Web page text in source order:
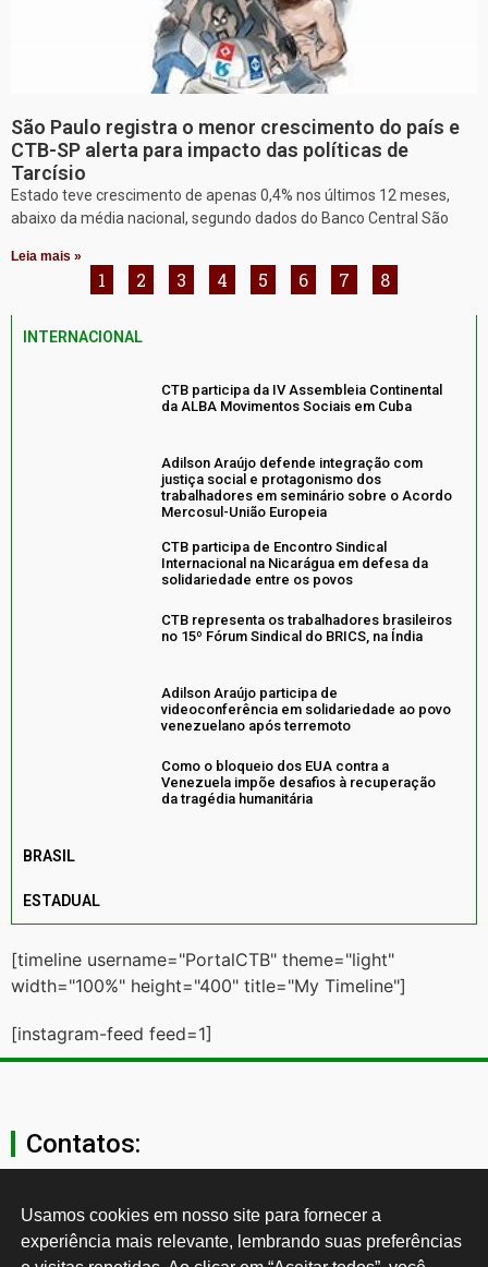
São Paulo registra o menor crescimento do país e
CTB-SP alerta para impacto das políticas de
Tarcísio
Estado teve crescimento de apenas 0,4% nos últimos 12 meses,
abaixo da média nacional, segundo dados do Banco Central São
Leia mais »
1 2 3 4 5 6 7 8
INTERNACIONAL
CTB participa da IV Assembleia Continental
da ALBA Movimentos Sociais em Cuba
Adilson Araújo defende integração com
justiça social e protagonismo dos
trabalhadores em seminário sobre o Acordo
Mercosul-União Europeia
CTB participa de Encontro Sindical
Internacional na Nicarágua em defesa da
solidariedade entre os povos
CTB representa os trabalhadores brasileiros
no 15º Fórum Sindical do BRICS, na Índia
Adilson Araújo participa de
videoconferência em solidariedade ao povo
venezuelano após terremoto
Como o bloqueio dos EUA contra a
Venezuela impõe desafios à recuperação
da tragédia humanitária
BRASIL
ESTADUAL
[timeline username="PortalCTB" theme="light"
width="100%" height="400" title="My Timeline"]
[instagram-feed feed=1]
Contatos:
secgeral@ctb.org.br
11 3874-0040
Usamos cookies em nosso site para fornecer a
experiência mais relevante, lembrando suas preferências